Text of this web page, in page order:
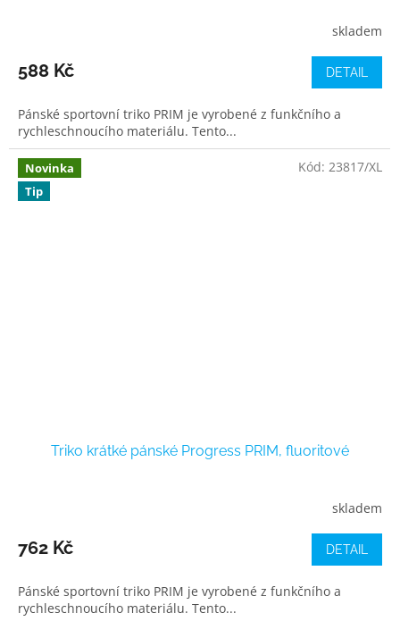
skladem
588 Kč DETAIL
Pánské sportovní triko PRIM je vyrobené z funkčního a
rychleschnoucího materiálu. Tento...
Novinka
Tip
Triko krátké pánské Progress PRIM, fluoritové
skladem
762 Kč DETAIL
Pánské sportovní triko PRIM je vyrobené z funkčního a
rychleschnoucího materiálu. Tento...
Kód: 23817/XL